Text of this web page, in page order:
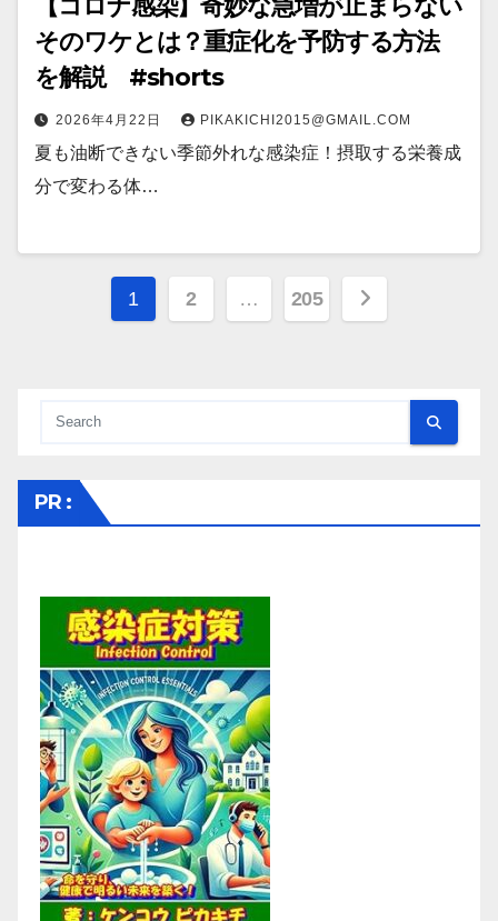
そのワケとは？重症化を予防する方法
を解説 #shorts
2026年4月22日 PIKAKICHI2015@GMAIL.COM
夏も油断できない季節外れな感染症！摂取する栄養成
分で変わる体…
投
ジ
り
1 2 … 205
PR :